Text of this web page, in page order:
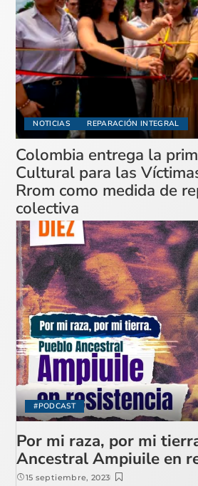
NOTICIAS REPARACIÓN INTEGRAL
Colombia entrega la
Cultural para las
Rrom como medida de
colectiva
#PODCAST
Por mi raza, por mi
Ancestral Ampiuile en
15 septiembre, 2023